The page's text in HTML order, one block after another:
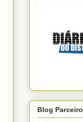
Blog Parceiro